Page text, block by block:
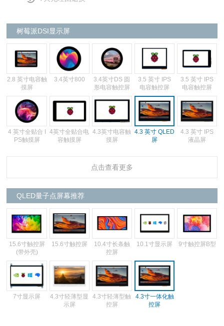
树莓派DSI显示屏
2.8 英寸电容触
摸屏
3.4英寸800
3.4英寸DS 圆
形电容触控屏
3.5 英寸 IPS
电容触控屏
3.5 英寸 IPS
电容触控屏
4 英寸全贴合 I
PS触摸屏
4英寸全贴合电
容触摸屏
4.3英寸电容触
摸屏
4.3 英寸 QLED
屏
4.3 英寸 IPS
液晶屏
屏
屏
电容触摸屏
电容触摸屏
电容触摸屏
电容触摸屏
屏
7英寸电容触摸
屏
7英寸IPS电容
触摸
7英寸IPS电容
触摸带外壳
7英寸IPS电容
触摸 B型
点击查看更多
QLED量子点屏幕推荐
15.6寸触控屏
(带外壳)
15.6寸触控屏
10.4寸长条触
控屏
10.1寸显示屏 9寸触控屏B型
7寸显示屏
4.3寸轻薄型显
示屏
4.3寸轻薄型触
控屏
4.3寸一体化触
控屏